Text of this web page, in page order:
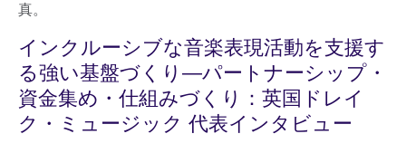
インクルーシブな音楽表現活動を支援す
る強い基盤づくり―パートナーシップ・
資金集め・仕組みづくり：英国ドレイ
ク・ミュージック 代表インタビュー